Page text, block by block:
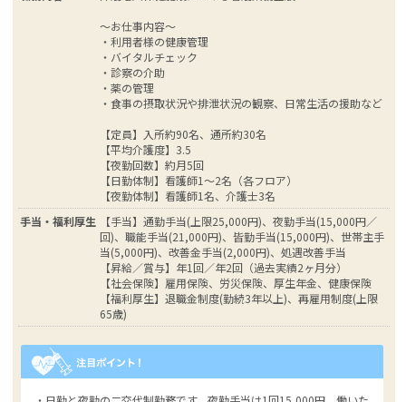
～お仕事内容～
・利用者様の健康管理
・バイタルチェック
・診察の介助
・薬の管理
・食事の摂取状況や排泄状況の観察、日常生活の援助など
【定員】入所約90名、通所約30名
【平均介護度】3.5
【夜勤回数】約月5回
【日勤体制】看護師1～2名（各フロア）
【夜勤体制】看護師1名、介護士3名
手当・福利厚生
【手当】通勤手当(上限25,000円)、夜勤手当(15,000円／
回)、職能手当(21,000円)、皆勤手当(15,000円)、世帯主手
当(5,000円)、改善金手当(2,000円)、処遇改善手当
【昇給／賞与】年1回／年2回（過去実績2ヶ月分）
【社会保険】雇用保険、労災保険、厚生年金、健康保険
【福利厚生】退職金制度(勤続3年以上)、再雇用制度(上限
65歳)